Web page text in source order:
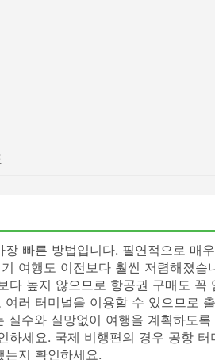
빠른 방법입니다. 필연적으로 매
여행도 이전보다 훨씬 저렴해졌습
다 높지 않으므로 항공권 구매도 꼭
러 터미널을 이용할 수 있으므로
실수와 실망없이 여행을 계획하도
하세요. 국제 비행편의 경우 공항
지 확인하세요.